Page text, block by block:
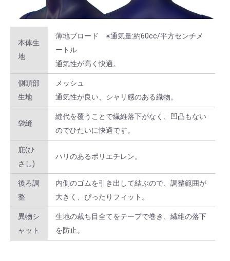
本体生
地
薄地ブロード ※通気量:約60cc/平方センチメ
ートル
通気性が高く快適。
側頭部
生地
メッシュ
通気性が良い、シャリ感のある織物。
袋縫
縫代を覆うことで繊維落下がなく、凹凸もない
のでひたいに快適です。
庇(ひ
さし)
ハリのあるポリエチレン。
後ろ調
整
内側のゴムを引き出して結ぶので、調整範囲が
大きく、ぴったりフィット。
異物シ
ャット
生地の裁ち目全てをテープで巻き、繊維の落下
を防止。